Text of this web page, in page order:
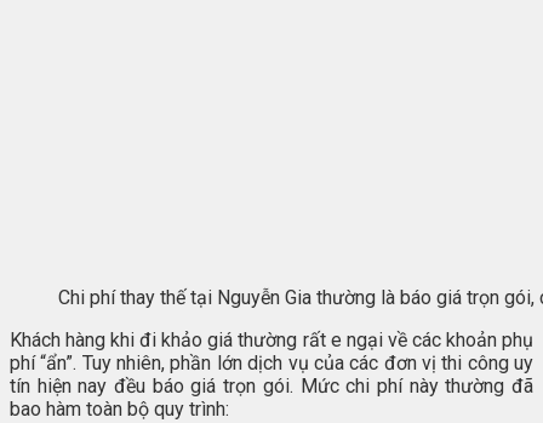
Chi phí thay thế tại Nguyễn Gia thường là báo giá trọn
Khách hàng khi đi khảo giá thường rất e ngại về các khoản phụ
phí “ẩn”. Tuy nhiên, phần lớn dịch vụ của các đơn vị thi công uy
tín hiện nay đều báo giá trọn gói. Mức chi phí này thường đã
bao hàm toàn bộ quy trình: